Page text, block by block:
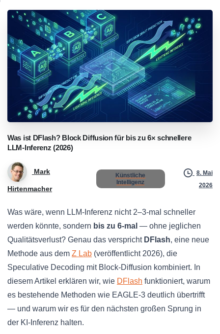
Was ist DFlash? Block Diffusion für bis zu 6× schnellere
LLM-Inferenz (2026)
Mark
Hirtenmacher
Künstliche
Intelligenz
8. Mai
2026
Was wäre, wenn LLM-Inferenz nicht 2–3-mal schneller
werden könnte, sondern bis zu 6-mal — ohne jeglichen
Qualitätsverlust? Genau das verspricht DFlash, eine neue
Methode aus dem Z Lab (veröffentlicht 2026), die
Speculative Decoding mit Block-Diffusion kombiniert. In
diesem Artikel erklären wir, wie DFlash funktioniert, warum
es bestehende Methoden wie EAGLE-3 deutlich übertrifft
— und warum wir es für den nächsten großen Sprung in
der KI-Inferenz halten.